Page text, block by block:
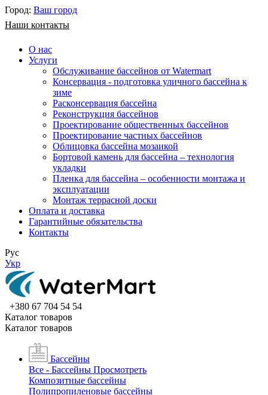
Город: Ваш город
Наши контакты
О нас
Услуги
Обслуживание бассейнов от Watermart
Консервация - подготовка уличного бассейна к
зиме
Расконсервация бассейна
Реконструкция бассейнов
Проектирование общественных бассейнов
Проектирование частных бассейнов
​Облицовка бассейна мозаикой
Бортовой камень для бассейна – технология
укладки
Пленка для бассейна – особенности монтажа и
эксплуатации
Монтаж террасной доски
Оплата и доставка
Гарантийные обязательства
Контакты
Рус
Укр
+380 67 704 54 54
Каталог товаров
Каталог товаров
Бассейны
Все - Бассейны Просмотреть
Композитные бассейны
Полипропиленовые бассейны